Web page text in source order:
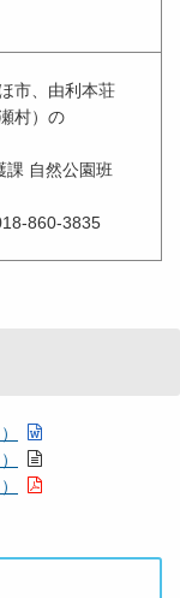
市、由利本荘
村）の
課 自然公園班
860-3835